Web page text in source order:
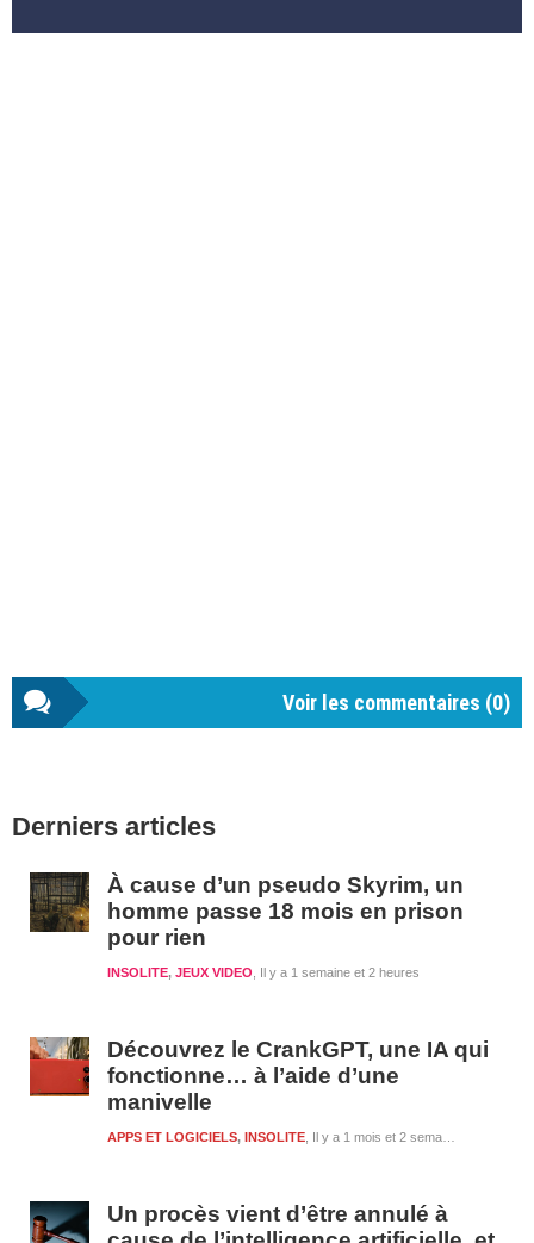
Voir les commentaires (0)
latérale
Derniers articles
À cause d’un pseudo Skyrim, un
homme passe 18 mois en prison
pour rien
Il y a 1 semaine et 2 heures
INSOLITE, JEUX VIDEO
Découvrez le CrankGPT, une IA qui
fonctionne… à l’aide d’une
manivelle
Il y a 1 mois et 2 semaines
APPS ET LOGICIELS, INSOLITE
Un procès vient d’être annulé à